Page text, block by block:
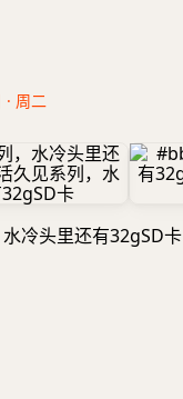
周二
冷头里还有32gSD卡